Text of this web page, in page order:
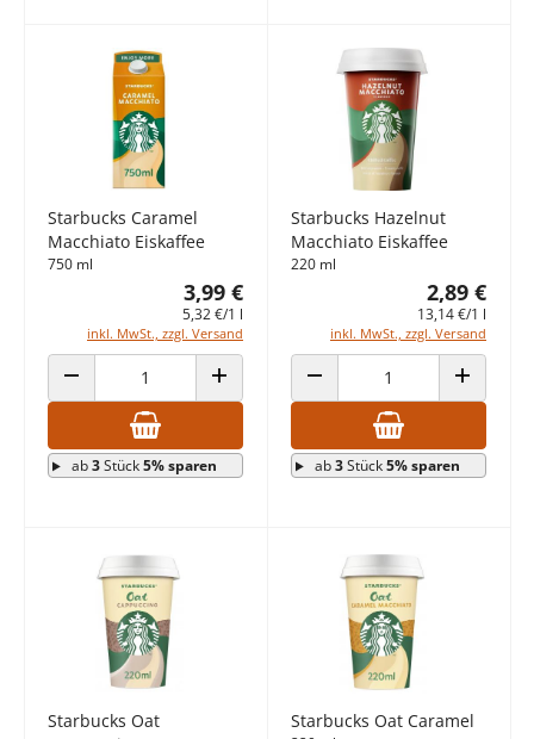
Starbucks Caramel
Macchiato Eiskaffee
750 ml
3,99 €
5,32 €/1 l
inkl. MwSt., zzgl. Versand
ANZAHL VERRINGERN ANZAHL ERHÖHEN
ab3Stück5% sparen
Starbucks Hazelnut
Macchiato Eiskaffee
220 ml
2,89 €
13,14 €/1 l
inkl. MwSt., zzgl. Versand
ANZAHL VERRINGERN ANZAHL
ab3Stück5% sparen
Starbucks Oat
Starbucks Oat Caramel